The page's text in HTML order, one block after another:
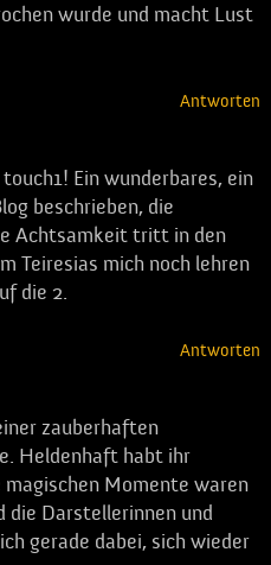
wurde und macht Lust
Antworten
Ein wunderbares, ein
beschrieben, die
Achtsamkeit tritt in den
Teiresias mich noch lehren
die 2.
Antworten
zauberhaften
Heldenhaft habt ihr
Momente waren
die Darstellerinnen und
gerade dabei, sich wieder